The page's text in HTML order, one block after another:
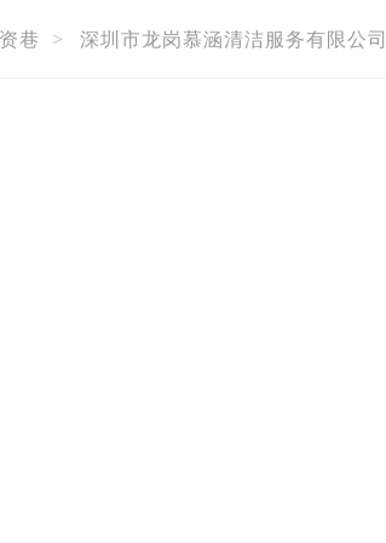
巷 > 深圳市龙岗慕涵清洁服务有限公司